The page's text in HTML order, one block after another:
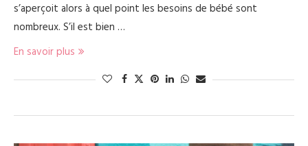
s’aperçoit alors à quel point les besoins de bébé sont
nombreux. S’il est bien …
En savoir plus